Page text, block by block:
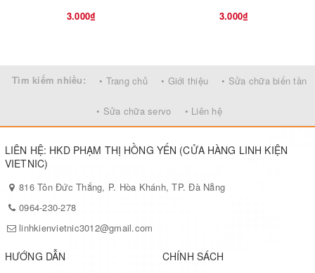
3.000₫ 3.000₫
Tìm kiếm nhiều: • Trang chủ • Giới thiệu • Sửa chữa biến tần
• Sửa chữa servo • Liên hệ
LIÊN HỆ: HKD PHẠM THỊ HỒNG YẾN (CỬA HÀNG LINH KIỆN
VIETNIC)
816 Tôn Đức Thắng, P. Hòa Khánh, TP. Đà Nẵng
0964-230-278
linhkienvietnic3012@gmail.com
HƯỚNG DẪN
CHÍNH SÁCH